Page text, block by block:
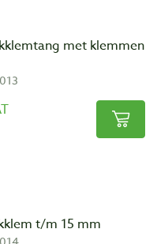
met klemmen
t/m 15 mm